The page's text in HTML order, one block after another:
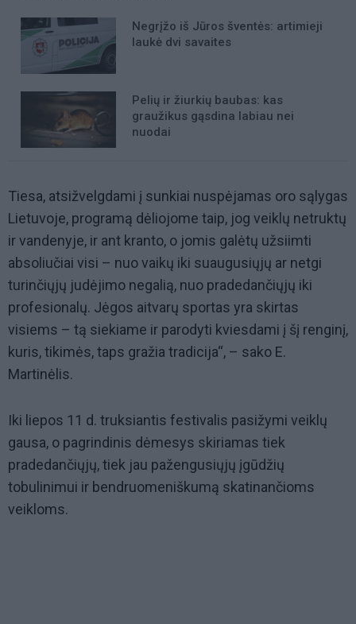
Negrįžo iš Jūros šventės: artimieji
laukė dvi savaites
Pelių ir žiurkių baubas: kas
graužikus gąsdina labiau nei
nuodai
Tiesa, atsižvelgdami į sunkiai nuspėjamas oro sąlygas
Lietuvoje, programą dėliojome taip, jog veiklų netruktų
ir vandenyje, ir ant kranto, o jomis galėtų užsiimti
absoliučiai visi – nuo vaikų iki suaugusiųjų ar netgi
turinčiųjų judėjimo negalią, nuo pradedančiųjų iki
profesionalų. Jėgos aitvarų sportas yra skirtas
visiems – tą siekiame ir parodyti kviesdami į šį renginį,
kuris, tikimės, taps gražia tradicija“, – sako E.
Martinėlis.
Iki liepos 11 d. truksiantis festivalis pasižymi veiklų
gausa, o pagrindinis dėmesys skiriamas tiek
pradedančiųjų, tiek jau pažengusiųjų įgūdžių
tobulinimui ir bendruomeniškumą skatinančioms
veikloms.